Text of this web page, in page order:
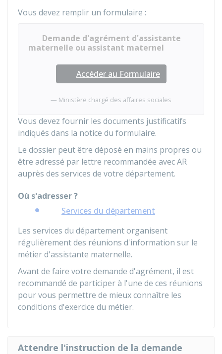
Vous devez remplir un formulaire :
Demande d'agrément d'assistante
maternelle ou assistant maternel
Accéder au Formulaire
Ministère chargé des affaires sociales
Vous devez fournir les documents justificatifs
indiqués dans la notice du formulaire.
Le dossier peut être déposé en mains propres ou
être adressé par lettre recommandée avecAR
auprès des services de votre département.
Où s'adresser ?
Services du département
Les services du département organisent
régulièrement des réunions d'information sur le
métier d'assistante maternelle.
Avant de faire votre demande d'agrément, il est
recommandé de participer à l'une de ces réunions
pour vous permettre de mieux connaître les
conditions d'exercice du métier.
Attendre l'instruction de la demande